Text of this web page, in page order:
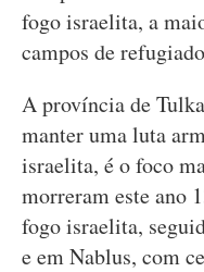
fogo israelita, a
campos de
A província de
manter uma luta
israelita, é o foco
morreram este ano
fogo israelita,
e em Nablus, com